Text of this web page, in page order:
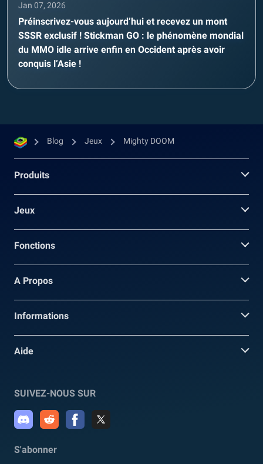
Jan 07, 2026
Préinscrivez-vous aujourd’hui et recevez un mont
SSSR exclusif ! Stickman GO : le phénomène mondial
du MMO idle arrive enfin en Occident après avoir
conquis l’Asie !
Blog Jeux Mighty DOOM
Produits
Jeux
Fonctions
A Propos
Informations
Aide
SUIVEZ-NOUS SUR
S'abonner